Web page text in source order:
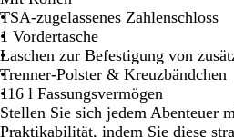
z
g
r
ü
n
g
r
ü
n
TSA-zugelassenes Zahlenschloss
1 Vordertasche
Laschen zur Befestigung von
Trenner-Polster & Kreuzbändchen
116 l Fassungsvermögen
Stellen Sie sich jedem Abenteuer
Praktikabilität, indem Sie diese